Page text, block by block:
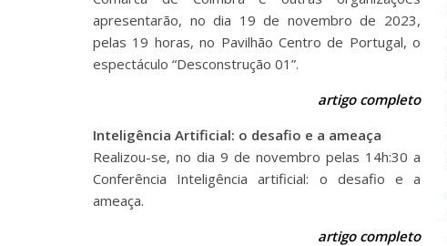
apresentarão, no dia 19 de novembro de 2023,
pelas 19 horas, no Pavilhão Centro de Portugal, o
espectáculo “Desconstrução 01”.
artigo completo
Inteligência Artificial: o desafio e a ameaça
Realizou-se, no dia 9 de novembro pelas 14h:30 a
Conferência Inteligência artificial: o desafio e a
ameaça.
artigo completo